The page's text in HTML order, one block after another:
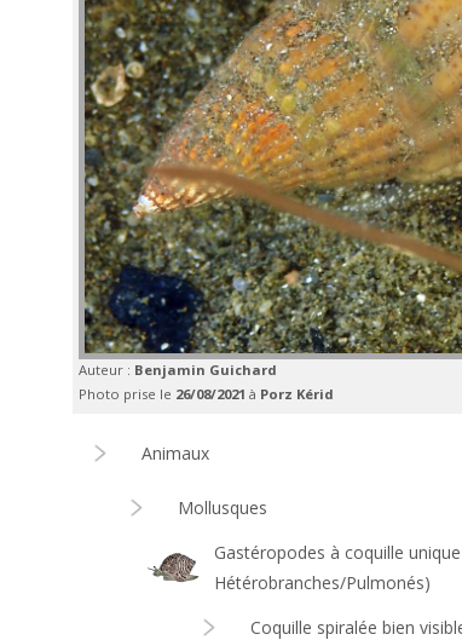
Auteur : Benjamin Guichard
Photo prise le 26/08/2021 à Porz Kérid
Animaux
Mollusques
Gastéropodes à coquille
Hétérobranches/Pulmonés)
Coquille spiralée bien